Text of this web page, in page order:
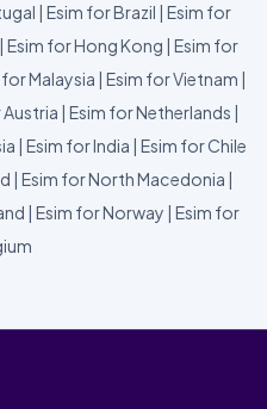
| Esim for Brazil | Esim for
| Esim for Hong Kong | Esim for
Malaysia | Esim for Vietnam |
| Esim for Netherlands |
| Esim for India | Esim for Chile
| Esim for North Macedonia |
| Esim for Norway | Esim for